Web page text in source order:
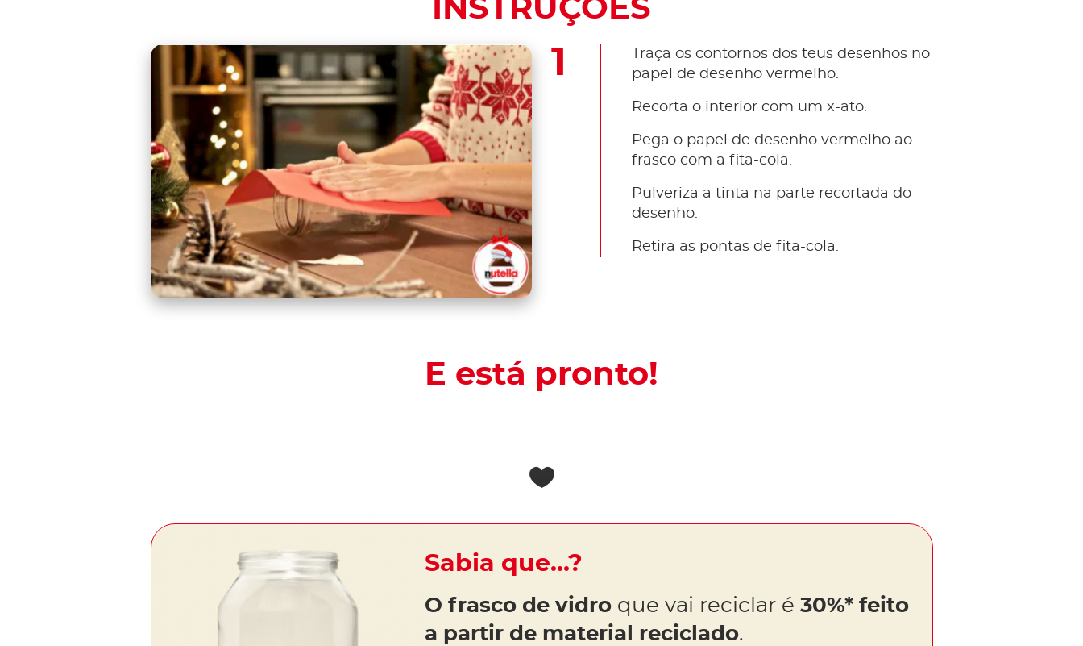
INSTRUÇÕES
Traça os contornos dos teus desenhos no
papel de desenho vermelho.
Recorta o interior com um x-ato.
Pega o papel de desenho vermelho ao
frasco com a fita-cola.
Pulveriza a tinta na parte recortada do
desenho.
Retira as pontas de fita-cola.
E está pronto!
Sabia que…?
O frasco de vidroque vai reciclar é 30%* feito
a partir de material reciclado.